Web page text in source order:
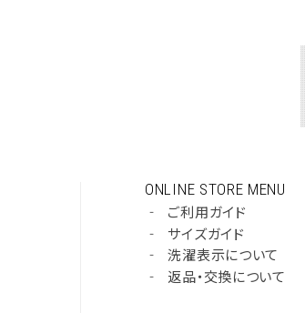
ONLINE STORE MENU
‐
ご利用ガイド
‐
サイズガイド
‐
洗濯表示について
‐
返品・交換について